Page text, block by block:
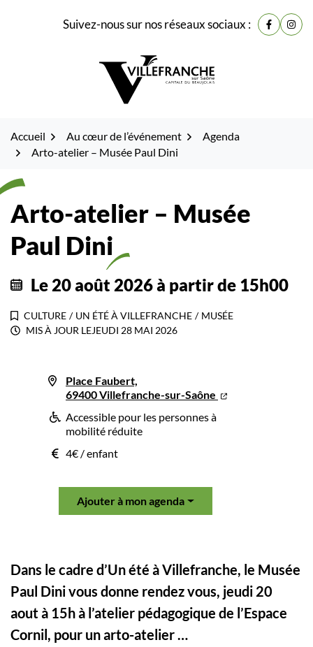
Suivez-nous sur nos réseaux sociaux : Lien vers
Lien
Accueil Au cœur de l’événement
Agenda
Arto-atelier – Musée Paul Dini
Arto-atelier – Musée
Paul Dini
Le20août 2026à partir de 15h00
CULTURE / UN ÉTÉ À VILLEFRANCHE / MUSÉE
MIS À JOUR LEJEUDI 28 MAI 2026
Place Faubert,
69400 Villefranche-sur-Saône
Accessible pour les personnes à
mobilité réduite
4€ / enfant
Ajouter à mon agenda
Dans le cadre d’Un été à Villefranche, le Musée
Paul Dini vous donne rendez vous, jeudi 20
aout à 15h à l’atelier pédagogique de l’Espace
Cornil, pour un arto-atelier …